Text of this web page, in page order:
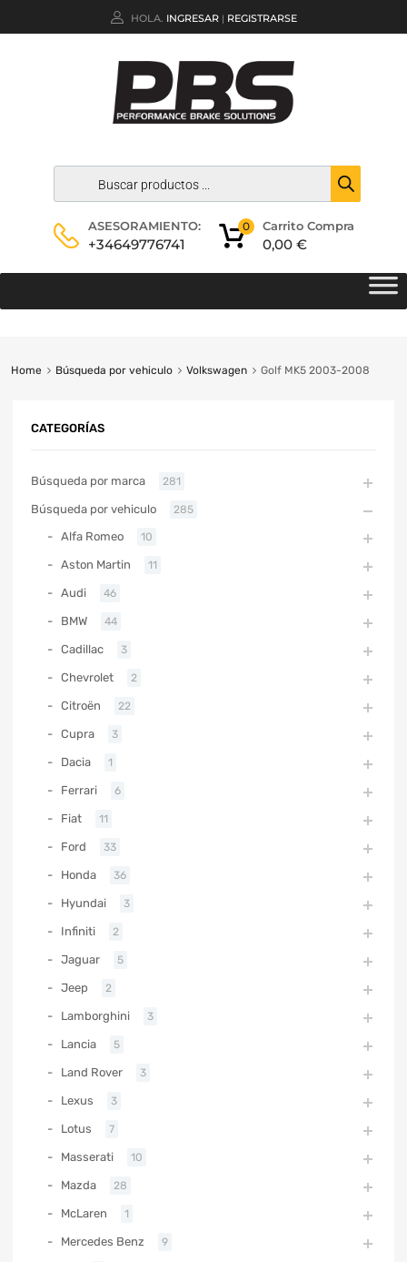
HOLA. INGRESAR | REGISTRARSE
ASESORAMIENTO:
+34649776741
Carrito Compra
0,00 €
0
Home Búsqueda por vehiculo Volkswagen Golf MK5 2003-2008
CATEGORÍAS
Búsqueda por marca 281
Búsqueda por vehiculo 285
Alfa Romeo 10
Aston Martin 11
Audi 46
BMW 44
Cadillac 3
Chevrolet 2
Citroën 22
Cupra 3
Dacia 1
Ferrari 6
Fiat 11
Ford 33
Honda 36
Hyundai 3
Infiniti 2
Jaguar 5
Jeep 2
Lamborghini 3
Lancia 5
Land Rover 3
Lexus 3
Lotus 7
Masserati 10
Mazda 28
McLaren 1
Mercedes Benz 9